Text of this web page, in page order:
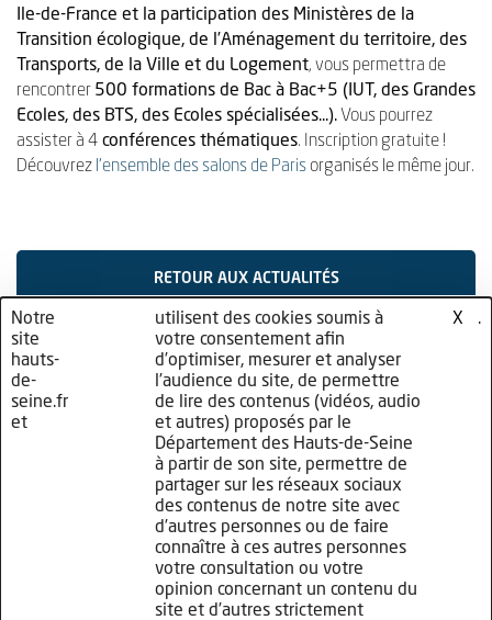
Ile-de-France et la participation des Ministères de la
Transition écologique, de l’Aménagement du territoire, des
Transports, de la Ville et du Logement, vous permettra de
rencontrer 500 formations de Bac à Bac+5 ( IUT, des Grandes
Ecoles, des BTS, des Ecoles spécialisées...). Vous pourrez
assister à 4 conférences thématiques. Inscription gratuite !
Découvrez l’ensemble des salons de Parisorganisés le même jour.
RETOUR AUX ACTUALITÉS
X
Notre
site
hauts-
de-
seine.fr
et
utilisent des cookies soumis à
votre consentement afin
d’optimiser, mesurer et analyser
l’audience du site, de permettre
de lire des contenus (vidéos, audio
et autres) proposés par le
Département des Hauts-de-Seine
à partir de son site, permettre de
partager sur les réseaux sociaux
des contenus de notre site avec
d’autres personnes ou de faire
connaître à ces autres personnes
votre consultation ou votre
opinion concernant un contenu du
site et d’autres strictement
cliquez .